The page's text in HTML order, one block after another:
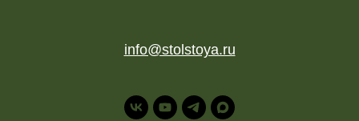
info@stolstoya.ru